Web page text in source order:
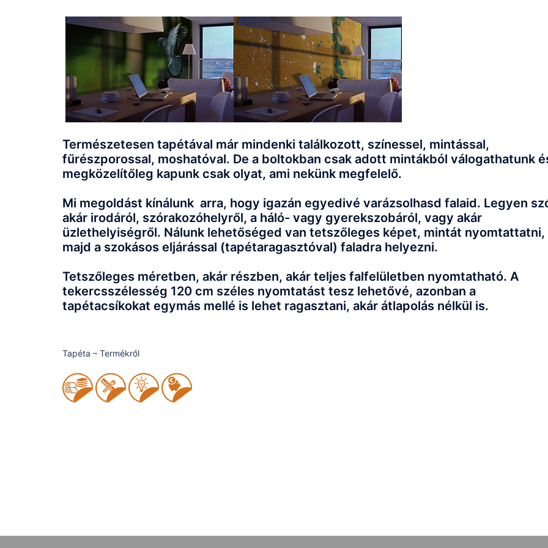
Természetesen tapétával már mindenki találkozott, színessel, mintással,
fűrészporossal, moshatóval. De a boltokban csak adott mintákból válogathatunk
megközelítőleg kapunk csak olyat, ami nekünk megfelelő.
Mi megoldást kínálunk arra, hogy igazán egyedivé varázsolhasd falaid. Legyen
akár irodáról, szórakozóhelyről, a háló- vagy gyerekszobáról, vagy akár
üzlethelyiségről. Nálunk lehetőséged van tetszőleges képet, mintát nyomtattatni,
majd a szokásos eljárással (tapétaragasztóval) faladra helyezni.
Tetszőleges méretben, akár részben, akár teljes falfelületben nyomtatható. A
tekercsszélesség 120 cm széles nyomtatást tesz lehetővé, azonban a
tapétacsíkokat egymás mellé is lehet ragasztani, akár átlapolás nélkül is.
Tapéta – Termékről